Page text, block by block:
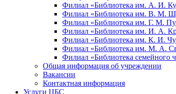
Филиал «Библиотека им. А. И.
Филиал «Библиотека им. В. М.
Филиал «Библиотека им. Г. М.
Филиал «Библиотека им. И. А.
Филиал «Библиотека им. К. И.
Филиал «Библиотека им. М. А.
Филиал «Библиотека семейного
Общая информация об учреждении
Вакансии
Контактная информация
Услуги ЦБС